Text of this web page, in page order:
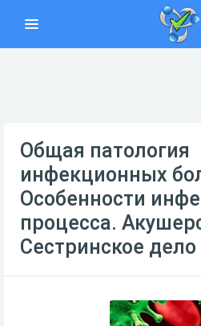
Общая патология
инфекционных
Особенности
процесса.
Сестринское дело